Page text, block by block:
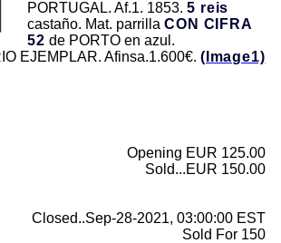
PORTUGAL. Af.1. 1853. 5 reis
castaño. Mat. parrilla CON CIFRA
52 de PORTO en azul.
EJEMPLAR. Afinsa.1.600€. (Image1)
Opening EUR 125.00
Sold...EUR 150.00
Closed..Sep-28-2021, 03:00:00 EST
Sold For 150